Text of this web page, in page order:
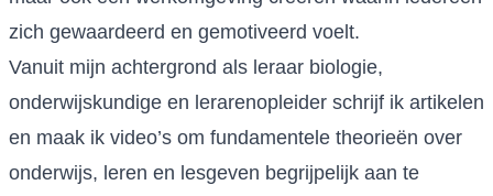
zich gewaardeerd en gemotiveerd voelt.
Vanuit mijn achtergrond als leraar biologie,
onderwijskundige en lerarenopleider schrijf ik artikelen
en maak ik video’s om fundamentele theorieën over
onderwijs, leren en lesgeven begrijpelijk aan te